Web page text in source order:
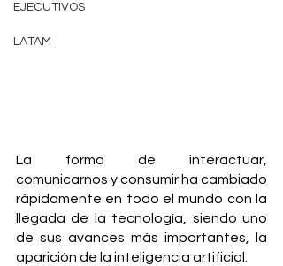
EJECUTIVOS
LATAM
La forma de interactuar,
comunicarnos y consumir ha cambiado
rápidamente en todo el mundo con la
llegada de la tecnología, siendo uno
de sus avances más importantes, la
aparición de la inteligencia artificial.